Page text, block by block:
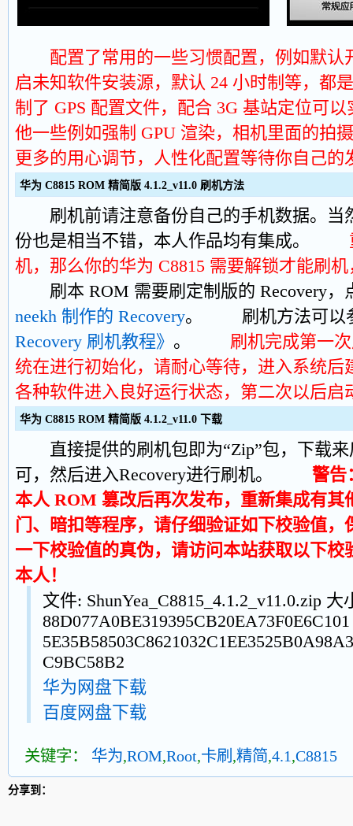
配置了常用的一些习惯配置，例如默认
启未知软件安装源，默认 24 小时制等，都
制了 GPS 配置文件，配合 3G 基站定位可
他一些例如强制 GPU 渲染，相机里面的拍
更多的用心调节，人性化配置等待你自己的
华为 C8815 ROM 精简版 4.1.2_v11.0 刷机方法
刷机前请注意备份自己的手机数据。当
份也是相当不错，本人作品均有集成。
机，那么你的华为 C8815 需要解锁才能刷机
刷本 ROM 需要刷定制版的 Recovery，
neekh 制作的 Recovery。 刷机方法可以
Recovery 刷机教程》 。 刷机完成第一
统在进行初始化，请耐心等待，进入系统后
各种软件进入良好运行状态，第二次以后启
华为 C8815 ROM 精简版 4.1.2_v11.0 下载
直接提供的刷机包即为“Zip”包，下载来
可，然后进入Recovery进行刷机。 警告
本人 ROM 篡改后再次发布，重新集成有其
门、暗扣等程序，请仔细验证如下校验值，
一下校验值的真伪，请访问本站获取以下校
本人！
文件: ShunYea_C8815_4.1.2_v11.0.zip
C9BC58B2
华为网盘下载
百度网盘下载
关键字： 华为,ROM,Root,卡刷 ,精简,4.1,C8815
分享到：